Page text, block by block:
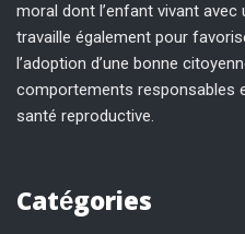
moral dont l’enfant vivant avec
travaille également pour
l’adoption d’une bonne
comportements responsables
santé reproductive.
Catégories